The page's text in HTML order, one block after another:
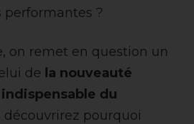
performantes ?
on remet en question un
de la nouveauté
du
découvrirez pourquoi